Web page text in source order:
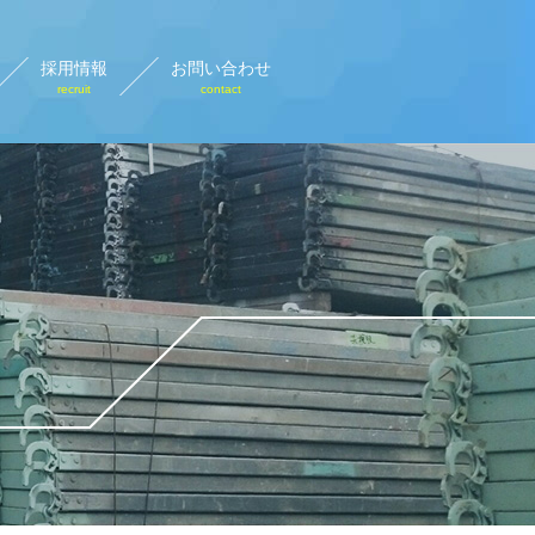
計画図
plan view
採用情報
recruit
お問い合わせ
contact